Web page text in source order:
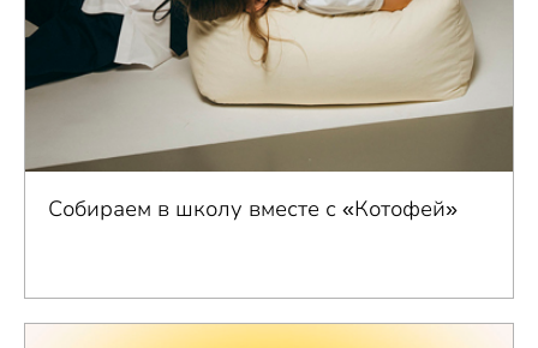
Собираем в школу вместе с «Котофей»